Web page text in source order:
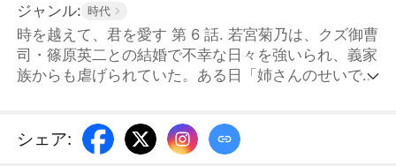
ジャンル: 時代
時を越えて、君を愛す 第 6 話. 若宮菊乃は、クズ御曹
司・篠原英二との結婚で不幸な日々を強いられ、義家
族からも虐げられていた。ある日「姉さんのせいで私
た。彼女は過去をやり直せることに気づく。 再び花
婿選びの場に立った姉妹。菊乃が前世で結婚した英二
シェア: